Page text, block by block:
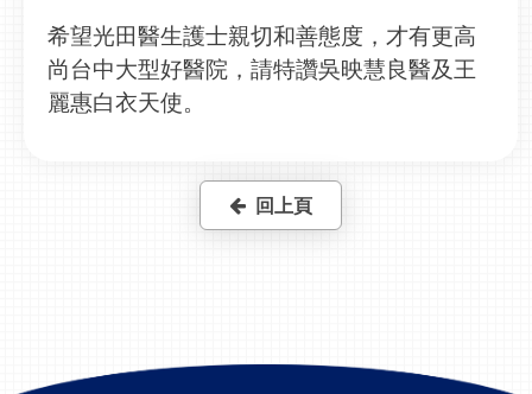
希望光田醫生護士親切和善態度，才有更高
尚台中大型好醫院，請特讚吳映慧良醫及王
麗惠白衣天使。
回上頁